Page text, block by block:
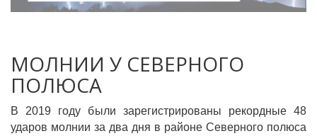
МОЛНИИ У СЕВЕРНОГО
ПОЛЮСА
В 2019 году были зарегистрированы рекордные 48
ударов молнии за два дня в районе Северного полюса